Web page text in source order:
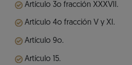
Artículo 3o fracción XXXVII.
Artículo 4o fracción V y XI.
Artículo 9o.
Artículo 15.